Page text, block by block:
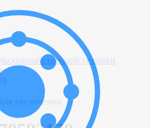
техники
увеличения